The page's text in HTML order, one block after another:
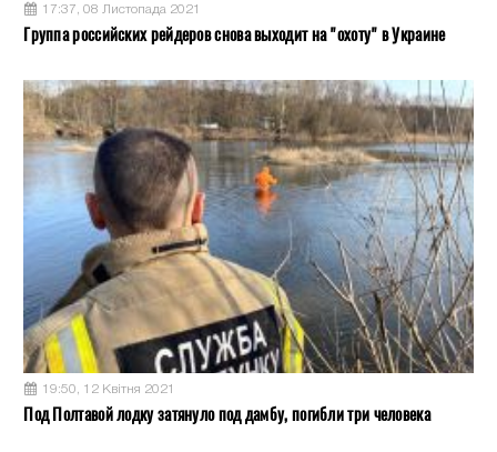
17:37, 08 Листопада 2021
Группа российских рейдеров снова выходит на "охоту" в Украине
19:50, 12 Квітня 2021
Под Полтавой лодку затянуло под дамбу, погибли три человека